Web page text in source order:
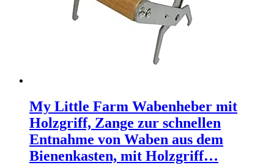
My Little Farm Wabenheber mit
Holzgriff, Zange zur schnellen
Entnahme von Waben aus dem
Bienenkasten, mit Holzgriff…